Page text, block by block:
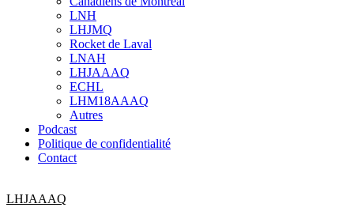
sub
menu
LNH
LHJMQ
Rocket de Laval
LNAH
LHJAAAQ
ECHL
LHM18AAAQ
Autres
Podcast
Politique de confidentialité
Contact
LHJAAAQ